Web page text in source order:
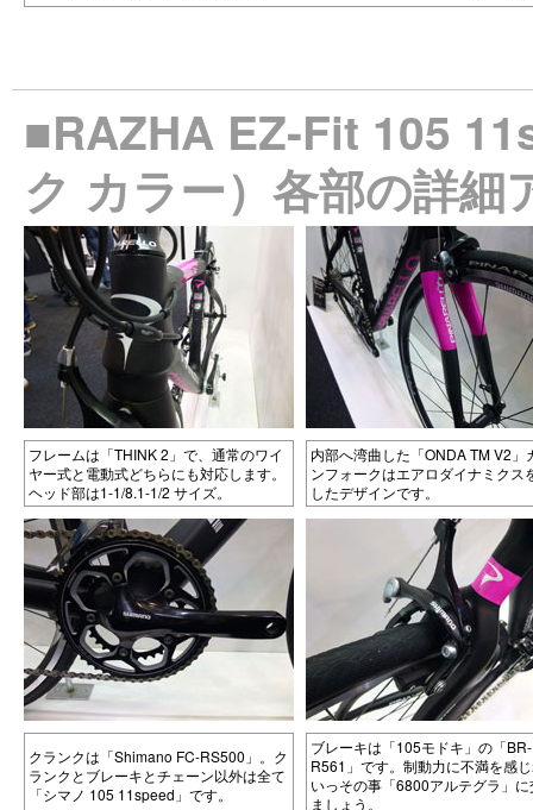
■RAZHA EZ-Fit 105
ク カラー）各部の詳細
フレームは「THINK 2」で、通常のワイ
ヤー式と電動式どちらにも対応します。
ヘッド部は1-1/8.1-1/2 サイズ。
内部へ湾曲した「ONDA TM V2」
ンフォークはエアロダイナミクス
したデザインです。
クランクは「Shimano FC-RS500」。ク
ランクとブレーキとチェーン以外は全て
「シマノ 105 11speed」です。
ブレーキは「105モドキ」の「BR-
R561」です。制動力に不満を感
いっその事「6800アルテグラ」
ましょう。